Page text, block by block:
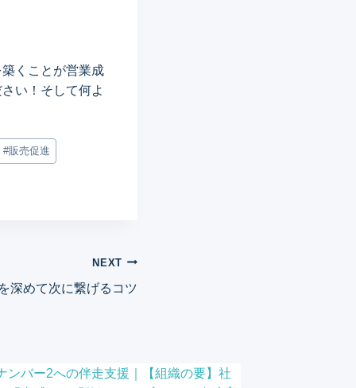
くことが営業成
い！そして何よ
#販売促進
NEXT
深めて次に繋げるコツ